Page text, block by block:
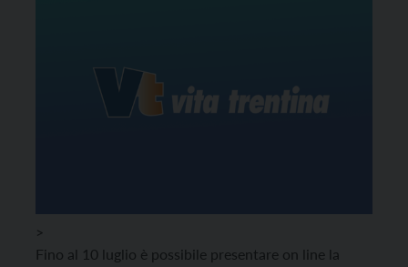
>
Fino al 10 luglio è possibile presentare on line la